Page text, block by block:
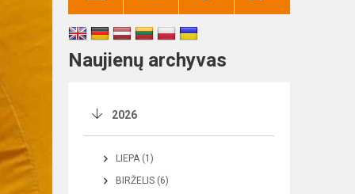
Naujienų archyvas
2026
LIEPA (1)
BIRŽELIS (6)